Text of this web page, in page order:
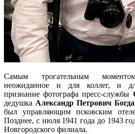
Самым трогательным
неожиданное и для коллег, и
признание фотографа пресс-службы
дедушка Александр Петрович
был управляющим псковским
Позднее, с июля 1941 года до 1943
Новгородского филиала.